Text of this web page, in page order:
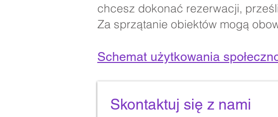
chcesz dokonać rezerwacji,
Za sprzątanie obiektów mogą
Schemat użytkowania
Skontaktuj się z nami